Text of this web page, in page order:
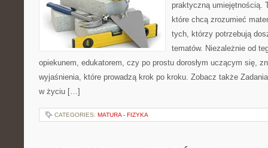
praktyczną umiejętnością.
które chcą zrozumieć
tych, którzy potrzebują
tematów. Niezależnie od
opiekunem, edukatorem, czy po prostu dorosłym uczącym się,
wyjaśnienia, które prowadzą krok po kroku. Zobacz także
w życiu […]
CATEGORIES: MATURA - FIZYKA